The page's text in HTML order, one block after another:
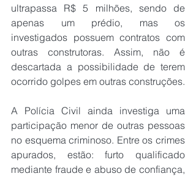
ultrapassa R$ 5 milhões, sendo de
apenas um prédio, mas os
investigados possuem contratos com
outras construtoras. Assim, não é
descartada a possibilidade de terem
ocorrido golpes em outras construções.
A Polícia Civil ainda investiga uma
participação menor de outras pessoas
no esquema criminoso. Entre os crimes
apurados, estão: furto qualificado
mediante fraude e abuso de confiança,